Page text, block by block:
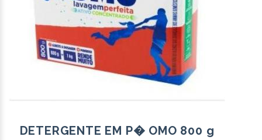
DETERGENTE EM P� OMO 800 g